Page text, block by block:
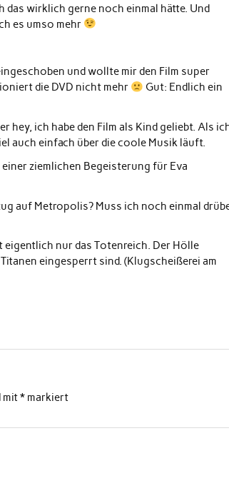
das wirklich gerne noch einmal hätte. Und
es umso mehr
und wollte mir den Film super
die DVD nicht mehr
Gut: Endlich ein
hey, ich habe den Film als Kind geliebt. Als
auch einfach über die coole Musik läuft.
ziemlichen Begeisterung für Eva
auf Metropolis? Muss ich noch einmal
eigentlich nur das Totenreich. Der Hölle
eingesperrt sind. (Klugscheißerei am
mit* markiert